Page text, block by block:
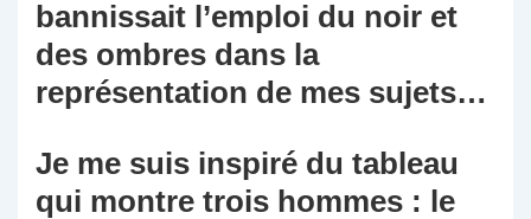
bannissait l’emploi du noir et
des ombres dans la
représentation de mes sujets…
Je me suis inspiré du tableau
qui montre trois hommes : le